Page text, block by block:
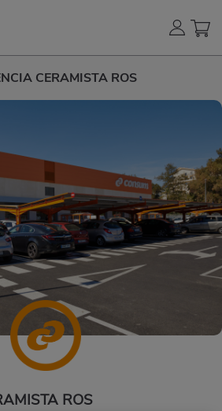
CERAMISTA ROS
ROS